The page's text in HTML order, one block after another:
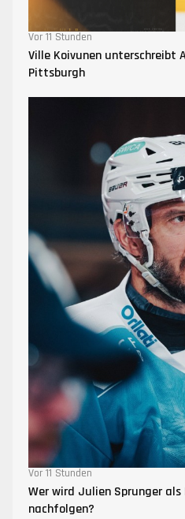
Vor 11 Stunden
Ville Koivunen unterschreibt
Pittsburgh
Vor 11 Stunden
Wer wird Julien Sprunger
nachfolgen?